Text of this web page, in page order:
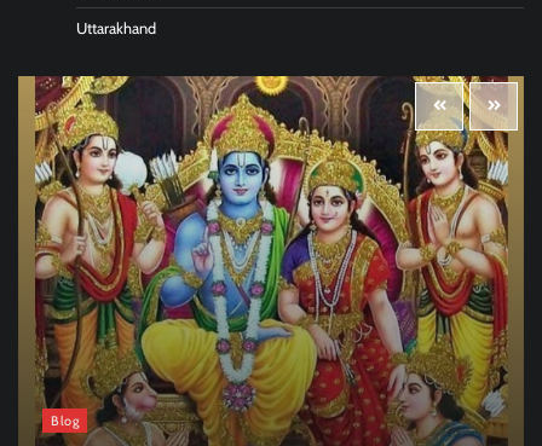
Uttarakhand
Blog